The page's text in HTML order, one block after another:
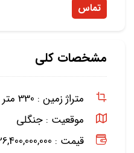
تماس
مشخصات کلی
متراژ زمین : 330 متر
موقعیت : جنگلی
قیمت : 26,400,000,000 تومان /